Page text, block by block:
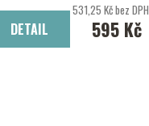
DETAIL
531,25 Kč bez DPH
595 Kč